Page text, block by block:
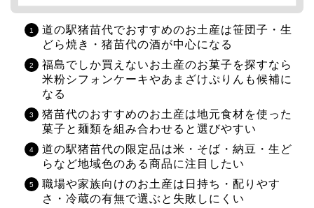
道の駅猪苗代でおすすめのお土産は笹団子・生
どら焼き・猪苗代の酒が中心になる
福島でしか買えないお土産のお菓子を探すなら
米粉シフォンケーキやあまざけぷりんも候補に
なる
猪苗代のおすすめのお土産は地元食材を使った
菓子と麺類を組み合わせると選びやすい
道の駅猪苗代の限定品は米・そば・納豆・生ど
らなど地域色のある商品に注目したい
職場や家族向けのお土産は日持ち・配りやす
さ・冷蔵の有無で選ぶと失敗しにくい